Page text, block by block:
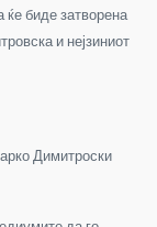
биде затворена
и нејзиниот
Димитроски